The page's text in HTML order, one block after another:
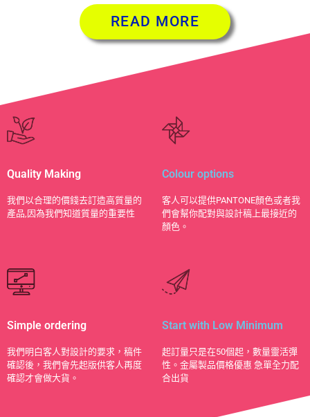
READ MORE
Quality Making
​我們以合理的價錢去訂造高質量的
產品,因為我們知道質量的重要性
Colour options
客人可以提供PANTONE顏色或者我
們會幫你配對與設計稿上最接近的
顏色。
Simple ordering
我們明白客人對設計的要求，稿件
確認後，我們會先起版供客人再度
確認才會做大貨。
Start with Low Minimum
起訂量只是在50個起，數量靈活彈
性。金屬製品價格優惠 急單全力配
合出貨